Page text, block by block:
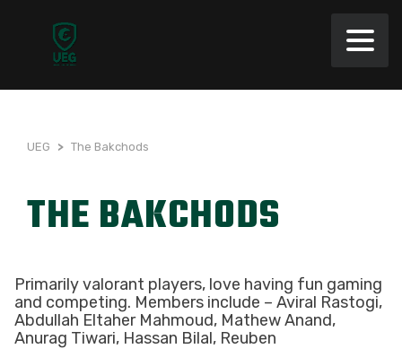
UEG > The Bakchods
THE BAKCHODS
Primarily valorant players, love having fun gaming
and competing. Members include – Aviral Rastogi,
Abdullah Eltaher Mahmoud, Mathew Anand,
Anurag Tiwari, Hassan Bilal, Reuben